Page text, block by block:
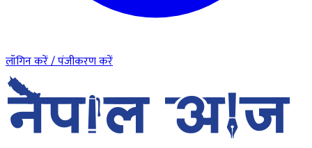
लॉगिन करें / पंजीकरण करें